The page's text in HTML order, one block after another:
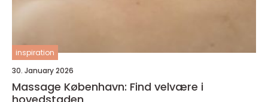
inspiration
30. January 2026
Massage København: Find velvære i